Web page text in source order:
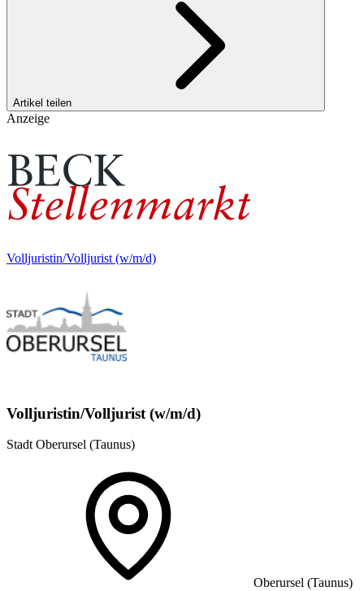
Artikel teilen
Anzeige
Volljuristin/Volljurist (w/m/d)
Volljuristin/Volljurist (w/m/d)
Stadt Oberursel (Taunus)
Oberursel (Taunus)